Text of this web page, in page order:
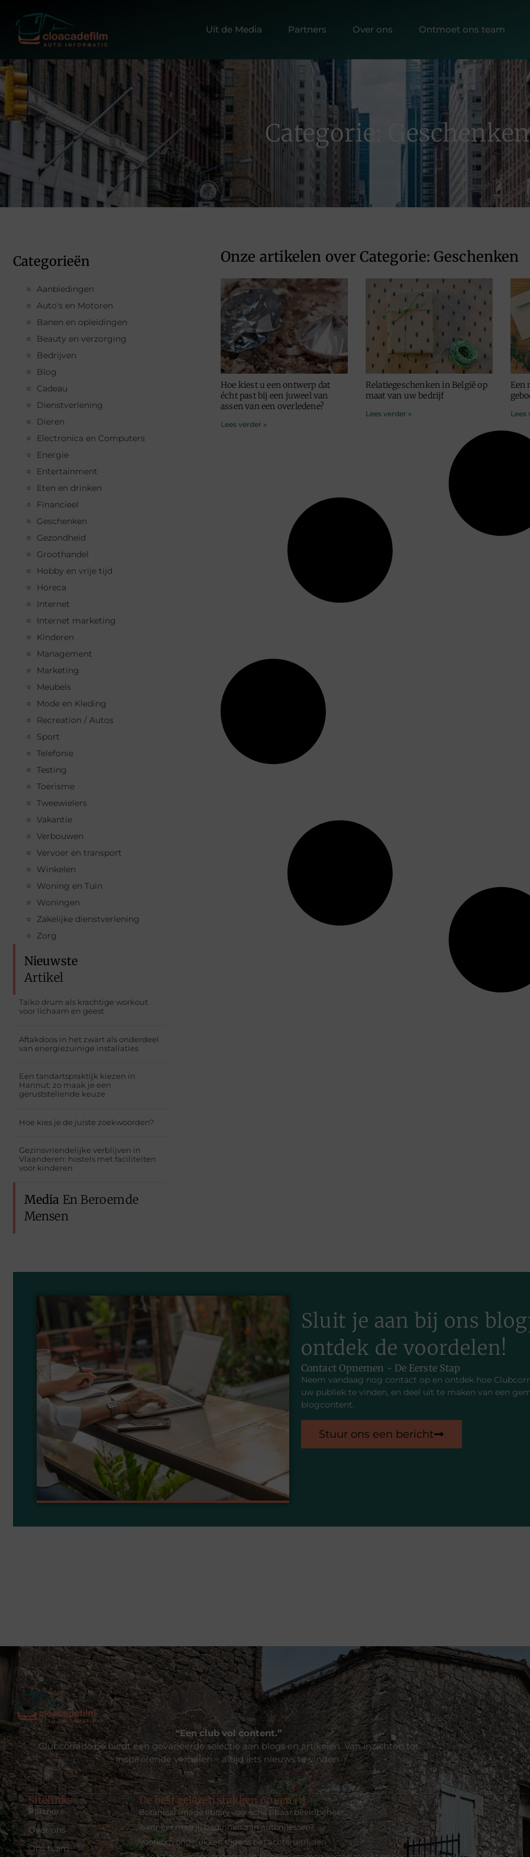
Uit de Media Partners Over ons Ontmoet ons team
Categorie: Geschenken
Categorieën
Aanbiedingen
Auto's en Motoren
Banen en opleidingen
Beauty en verzorging
Bedrijven
Blog
Cadeau
Dienstverlening
Dieren
Electronica en Computers
Energie
Entertainment
Eten en drinken
Financieel
Geschenken
Gezondheid
Groothandel
Hobby en vrije tijd
Horeca
Internet
Internet marketing
Kinderen
Management
Marketing
Meubels
Mode en Kleding
Recreation / Autos
Sport
Telefonie
Testing
Toerisme
Tweewielers
Vakantie
Verbouwen
Vervoer en transport
Winkelen
Woning en Tuin
Woningen
Zakelijke dienstverlening
Zorg
Nieuwste
Artikel
Taiko drum als krachtige workout
voor lichaam en geest
Aftakdoos in het zwart als onderdeel
van energiezuinige installaties
Een tandartspraktijk kiezen in
Hannut: zo maak je een
geruststellende keuze
Hoe kies je de juiste zoekwoorden?
Gezinsvriendelijke verblijven in
Vlaanderen: hostels met faciliteiten
voor kinderen
Media En Beroemde
Mensen
Onze artikelen over Categorie: Geschenken
Hoe kiest u een ontwerp dat
écht past bij een juweel van
assen van een overledene?
Lees verder »
Relatiegeschenken in België op
maat van uw bedrijf
Lees verder »
Een
Lees
Sluit je aan bij ons
ontdek de voordelen!
Contact Opnemen - De Eerste Stap
Neem vandaag nog contact op en ontdek hoe
uw publiek te vinden, en deel uit te maken van een
blogcontent.
Stuur ons een bericht
“Een club vol content.”
Clubcorrado.be biedt een gevarieerde selectie aan blogs en artikelen. Van inzichten tot
inspirerende verhalen – altijd iets nieuws te vinden.
Sitelinks
Partners
Over ons
Ons team
De best gelezen stukken op een rij
Botanical image library voor schaalbaar beeldbeheer
wanneer mag jij beginnen aan autorijlessen?
Voorkom ongelukken tijdens het achteruitrijden